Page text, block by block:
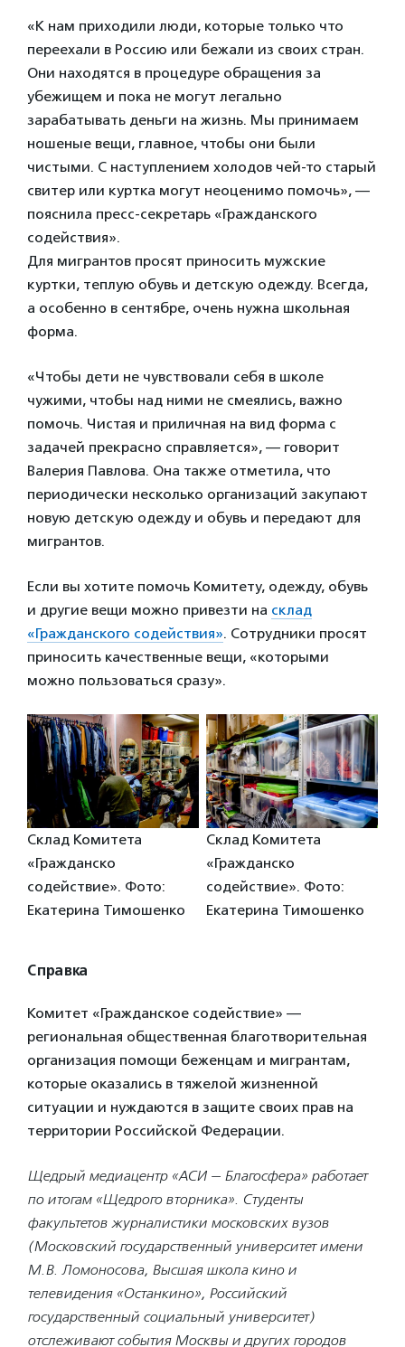
«К нам приходили люди, которые только что
переехали в Россию или бежали из своих стран.
Они находятся в процедуре обращения за
убежищем и пока не могут легально
зарабатывать деньги на жизнь. Мы принимаем
ношеные вещи, главное, чтобы они были
чистыми. С наступлением холодов чей-то старый
свитер или куртка могут неоценимо помочь», —
пояснила пресс-секретарь «Гражданского
содействия».
Для мигрантов просят приносить мужские
куртки, теплую обувь и детскую одежду. Всегда,
а особенно в сентябре, очень нужна школьная
форма.
«Чтобы дети не чувствовали себя в школе
чужими, чтобы над ними не смеялись, важно
помочь. Чистая и приличная на вид форма с
задачей прекрасно справляется», — говорит
Валерия Павлова. Она также отметила, что
периодически несколько организаций закупают
новую детскую одежду и обувь и передают для
мигрантов.
Если вы хотите помочь Комитету, одежду, обувь
и другие вещи можно привезти на склад
«Гражданского содействия». Сотрудники просят
приносить качественные вещи, «которыми
можно пользоваться сразу».
Склад Комитета
«Гражданско
содействие». Фото:
Екатерина Тимошенко
Склад Комитета
«Гражданско
содействие». Фото:
Екатерина Тимошенко
Справка
Комитет «Гражданское содействие» —
региональная общественная благотворительная
организация помощи беженцам и мигрантам,
которые оказались в тяжелой жизненной
ситуации и нуждаются в защите своих прав на
территории Российской Федерации.
Щедрый медиацентр «АСИ — Благосфера» работает
по итогам «Щедрого вторника». Студенты
факультетов журналистики московских вузов
(Московский государственный университет имени
М.В. Ломоносова, Высшая школа кино и
телевидения «Останкино», Российский
государственный социальный университет)
отслеживают события Москвы и других городов